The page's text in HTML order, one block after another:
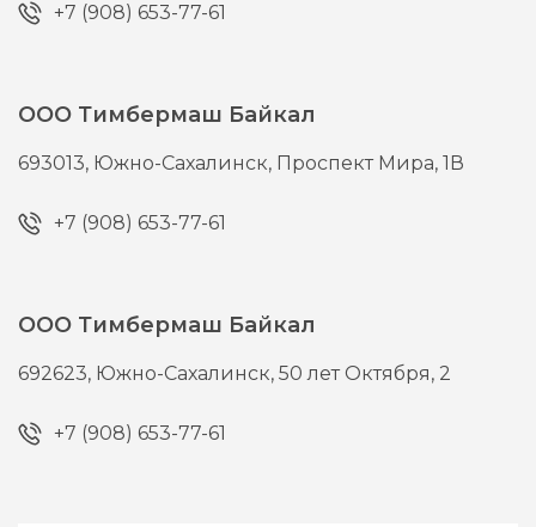
+7 (908) 653-77-61
ООО Тимбермаш Байкал
693013, Южно-Сахалинск, Проспект Мира, 1В
+7 (908) 653-77-61
ООО Тимбермаш Байкал
692623, Южно-Сахалинск,50 лет Октября, 2
+7 (908) 653-77-61